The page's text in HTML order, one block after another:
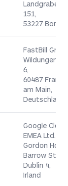
151,
53227 Bonn
FastBill
Wildunger
6,
60487
am Main,
Deutschland
Google Cloud
EMEA Ltd.,
Gordon
Barrow
Dublin 4,
Irland